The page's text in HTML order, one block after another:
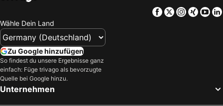
Facebook
TwitterXing
Wähle Dein Land
Zu Google hinzufügen
So findest du unsere Ergebnisse ganz
einfach: Füge trivago als bevorzugte
Quelle bei Google hinzu.
Unternehmen